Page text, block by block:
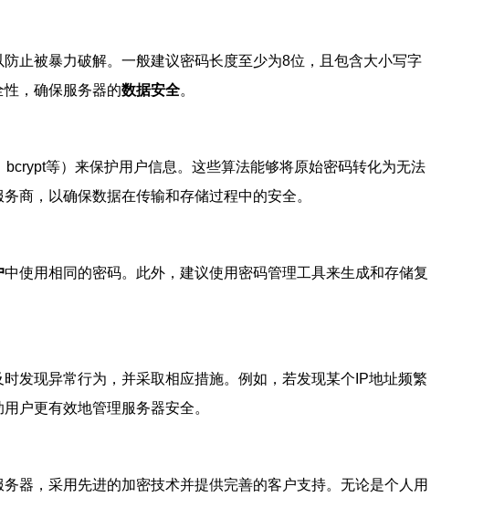
止被暴力破解。一般建议密码长度至少为8位，且包含大小写字
，确保服务器的数据安全。
等）来保护用户信息。这些算法能够将原始密码转化为无法
商，以确保数据在传输和存储过程中的安全。
中使用相同的密码。此外，建议使用密码管理工具来生成和存储复
发现异常行为，并采取相应措施。例如，若发现某个IP地址频繁
户更有效地管理服务器安全。
器，采用先进的加密技术并提供完善的客户支持。无论是个人用